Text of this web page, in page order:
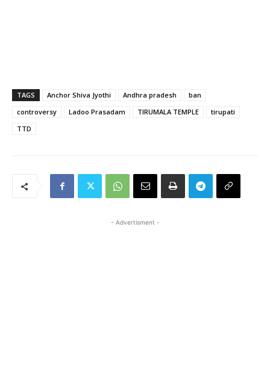
TAGS Anchor Shiva Jyothi Andhra pradesh
ban
controversy
Ladoo Prasadam TIRUMALA TEMPLE
tirupati
TTD
- Advertisment -